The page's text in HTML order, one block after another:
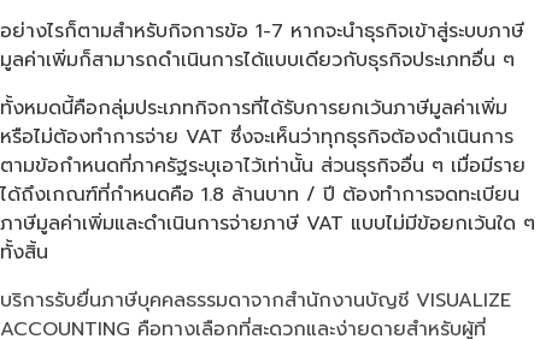
อย่างไรก็ตามสำหรับกิจการข้อ 1-7 หากจะนำธุรกิจเข้าสู่ระบบภาษี
มูลค่าเพิ่มก็สามารถดำเนินการได้แบบเดียวกับธุรกิจประเภทอื่น ๆ
ทั้งหมดนี้คือกลุ่มประเภทกิจการที่ได้รับการยกเว้นภาษีมูลค่าเพิ่ม
หรือไม่ต้องทำการจ่าย VAT ซึ่งจะเห็นว่าทุกธุรกิจต้องดำเนินการ
ตามข้อกำหนดที่ภาครัฐระบุเอาไว้เท่านั้น ส่วนธุรกิจอื่น ๆ เมื่อมีราย
ได้ถึงเกณฑ์ที่กำหนดคือ 1.8 ล้านบาท / ปี ต้องทำการจดทะเบียน
ภาษีมูลค่าเพิ่มและดำเนินการจ่ายภาษี VAT แบบไม่มีข้อยกเว้นใด ๆ
ทั้งสิ้น
บริการรับยื่นภาษีบุคคลธรรมดาจากสำนักงานบัญชี VISUALIZE
ACCOUNTING คือทางเลือกที่สะดวกและง่ายดายสำหรับผู้ที่